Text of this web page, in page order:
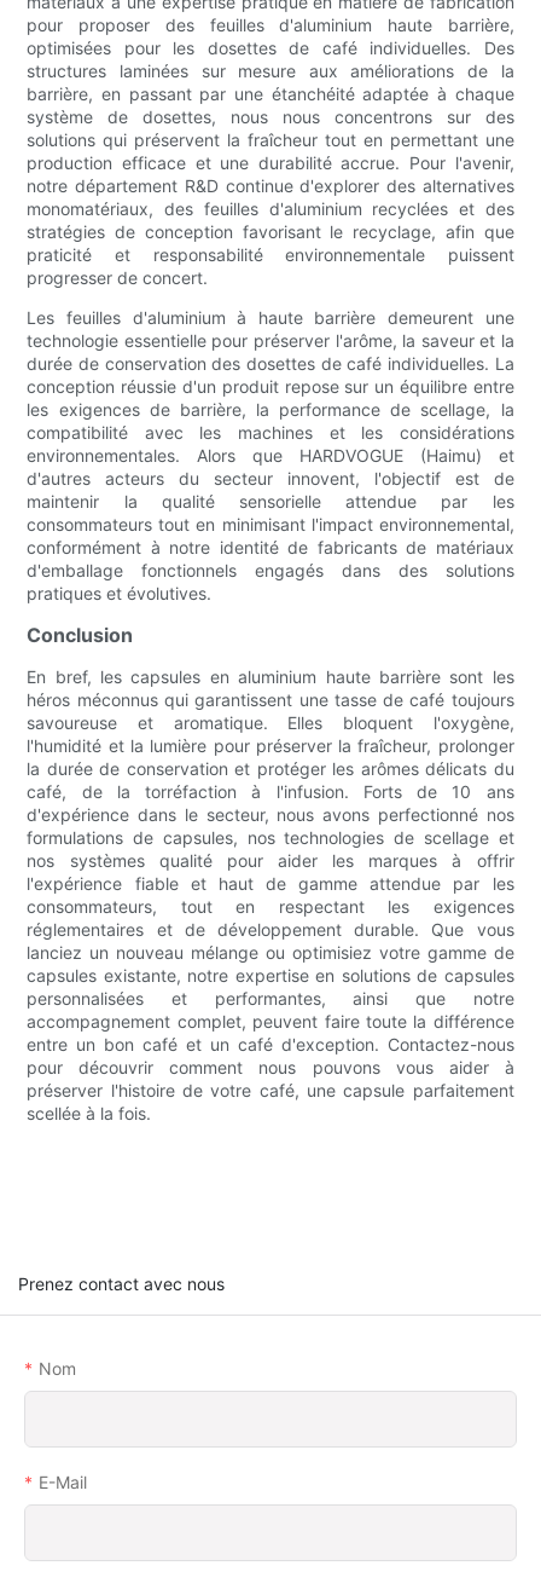
pour proposer des feuilles d'aluminium haute barrière,
optimisées pour les dosettes de café individuelles. Des
structures laminées sur mesure aux améliorations de la
barrière, en passant par une étanchéité adaptée à chaque
système de dosettes, nous nous concentrons sur des
solutions qui préservent la fraîcheur tout en permettant une
production efficace et une durabilité accrue. Pour l'avenir,
notre département R&D continue d'explorer des alternatives
monomatériaux, des feuilles d'aluminium recyclées et des
stratégies de conception favorisant le recyclage, afin que
praticité et responsabilité environnementale puissent
progresser de concert.
Les feuilles d'aluminium à haute barrière demeurent une
technologie essentielle pour préserver l'arôme, la saveur et la
durée de conservation des dosettes de café individuelles. La
conception réussie d'un produit repose sur un équilibre entre
les exigences de barrière, la performance de scellage, la
compatibilité avec les machines et les considérations
environnementales. Alors que HARDVOGUE (Haimu) et
d'autres acteurs du secteur innovent, l'objectif est de
maintenir la qualité sensorielle attendue par les
consommateurs tout en minimisant l'impact environnemental,
conformément à notre identité de fabricants de matériaux
d'emballage fonctionnels engagés dans des solutions
pratiques et évolutives.
Conclusion
En bref, les capsules en aluminium haute barrière sont les
héros méconnus qui garantissent une tasse de café toujours
savoureuse et aromatique. Elles bloquent l'oxygène,
l'humidité et la lumière pour préserver la fraîcheur, prolonger
la durée de conservation et protéger les arômes délicats du
café, de la torréfaction à l'infusion. Forts de 10 ans
d'expérience dans le secteur, nous avons perfectionné nos
formulations de capsules, nos technologies de scellage et
nos systèmes qualité pour aider les marques à offrir
l'expérience fiable et haut de gamme attendue par les
consommateurs, tout en respectant les exigences
réglementaires et de développement durable. Que vous
lanciez un nouveau mélange ou optimisiez votre gamme de
capsules existante, notre expertise en solutions de capsules
personnalisées et performantes, ainsi que notre
accompagnement complet, peuvent faire toute la différence
entre un bon café et un café d'exception. Contactez-nous
pour découvrir comment nous pouvons vous aider à
préserver l'histoire de votre café, une capsule parfaitement
scellée à la fois.
Prenez contact avec nous
Nom
E-Mail